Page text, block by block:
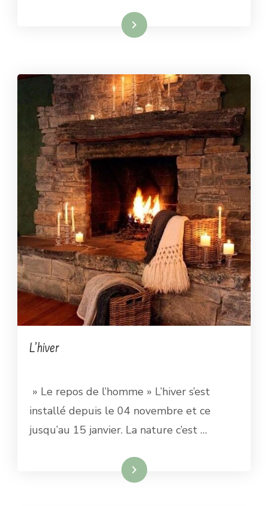
Lire la suite
L’hiver
» Le repos de l’homme » L’hiver s’est
installé depuis le 04 novembre et ce
jusqu’au 15 janvier. La nature c’est …
Lire la suite